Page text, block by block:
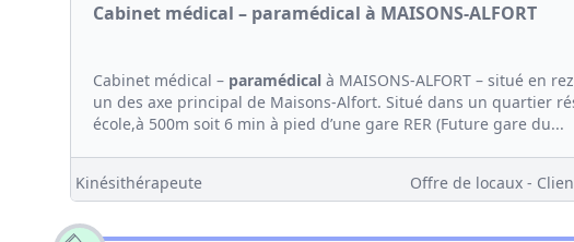
Cabinet médical – paramédical à MAISONS-ALFORT
Cabinet médical – paramédical à MAISONS-ALFORT – situé en
un des axe principal de Maisons-Alfort. Situé dans un quartier
école,à 500m soit 6 min à pied d’une gare RER (Future gare du...
Kinésithérapeute Offre de locaux -